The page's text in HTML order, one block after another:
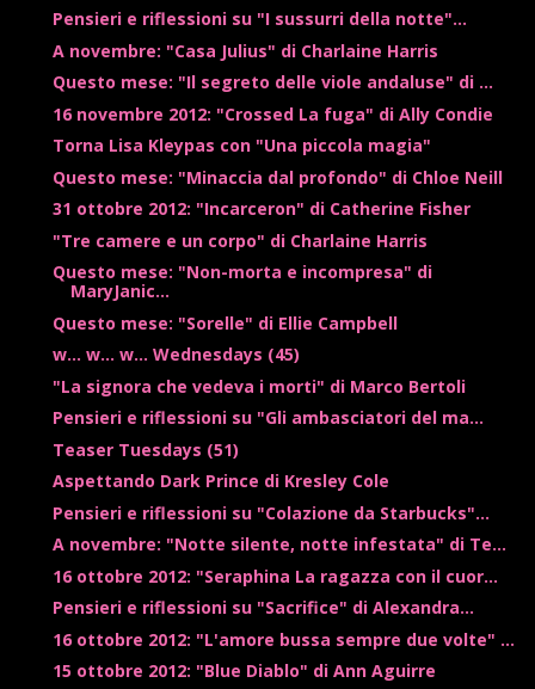
Pensieri e riflessioni su "I sussurri della notte"...
A novembre: "Casa Julius" di Charlaine Harris
Questo mese: "Il segreto delle viole andaluse" di ...
16 novembre 2012: "Crossed La fuga" di Ally Condie
Torna Lisa Kleypas con "Una piccola magia"
Questo mese: "Minaccia dal profondo" di Chloe Neill
31 ottobre 2012: "Incarceron" di Catherine Fisher
"Tre camere e un corpo" di Charlaine Harris
Questo mese: "Non-morta e incompresa" di
MaryJanic...
Questo mese: "Sorelle" di Ellie Campbell
w... w... w... Wednesdays (45)
"La signora che vedeva i morti" di Marco Bertoli
Pensieri e riflessioni su "Gli ambasciatori del ma...
Teaser Tuesdays (51)
Aspettando Dark Prince di Kresley Cole
Pensieri e riflessioni su "Colazione da Starbucks"...
A novembre: "Notte silente, notte infestata" di Te...
16 ottobre 2012: "Seraphina La ragazza con il cuor...
Pensieri e riflessioni su "Sacrifice" di Alexandra...
16 ottobre 2012: "L'amore bussa sempre due volte" ...
15 ottobre 2012: "Blue Diablo" di Ann Aguirre